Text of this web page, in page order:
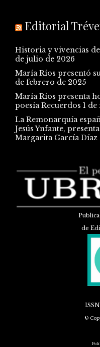
Editorial
Historia y vivencias
de julio de 2026
María Ríos presentó
de febrero de 2025
María Ríos presenta
poesía Recuerdos 1
La Remonarquía
Jesús Ynfante,
Margarita García Díaz
de
ISSN
©